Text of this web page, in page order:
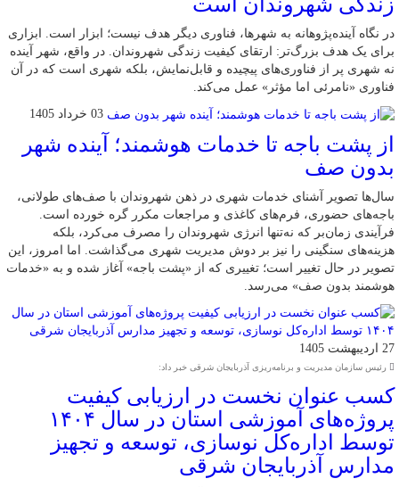
زندگی شهروندان است
در نگاه آینده‌پژوهانه به شهرها، فناوری دیگر هدف نیست؛ ابزار است. ابزاری
برای یک هدف بزرگ‌تر: ارتقای کیفیت زندگی شهروندان. در واقع، شهر آینده
نه شهری پر از فناوری‌های پیچیده و قابل‌نمایش، بلکه شهری است که در آن
فناوری «نامرئی اما مؤثر» عمل می‌کند.
03 خرداد 1405
از پشت باجه تا خدمات هوشمند؛ آینده شهر
بدون صف
سال‌ها تصویر آشنای خدمات شهری در ذهن شهروندان با صف‌های طولانی،
باجه‌های حضوری، فرم‌های کاغذی و مراجعات مکرر گره خورده است.
فرآیندی زمان‌بر که نه‌تنها انرژی شهروندان را مصرف می‌کرد، بلکه
هزینه‌های سنگینی را نیز بر دوش مدیریت شهری می‌گذاشت. اما امروز، این
تصویر در حال تغییر است؛ تغییری که از «پشت باجه» آغاز شده و به «خدمات
هوشمند بدون صف» می‌رسد.
27 اردیبهشت 1405
رئیس سازمان مدیریت و برنامه‌ریزی آذربایجان شرقی خبر داد:
کسب عنوان نخست در ارزیابی کیفیت
پروژه‌های آموزشی استان در سال ۱۴۰۴
توسط اداره‌کل نوسازی، توسعه و تجهیز
مدارس آذربایجان شرقی